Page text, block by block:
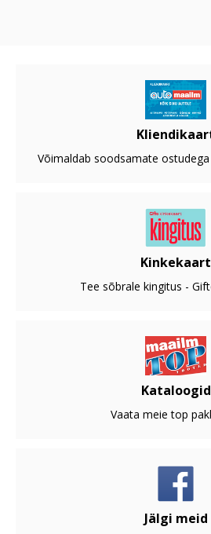
Võimaldab soodsamate
Kinkekaart
Tee sõbrale kingitus -
Kataloogid
Vaata meie top
Jälgi meid